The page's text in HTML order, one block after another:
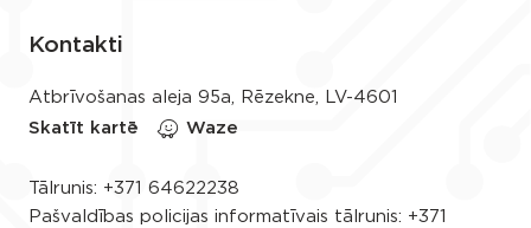
Kontakti
Atbrīvošanas aleja 95a, Rēzekne, LV-4601
Skatīt kartē
Waze
Tālrunis: +371 64622238
Pašvaldības policijas informatīvais tālrunis: +371